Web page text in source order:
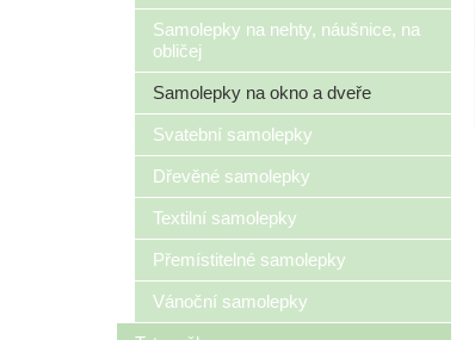
Samolepky na nehty, náušnice, na
obličej
Samolepky na okno a dveře
Svatební samolepky
Dřevěné samolepky
Textilní samolepky
Přemístitelné samolepky
Vánoční samolepky